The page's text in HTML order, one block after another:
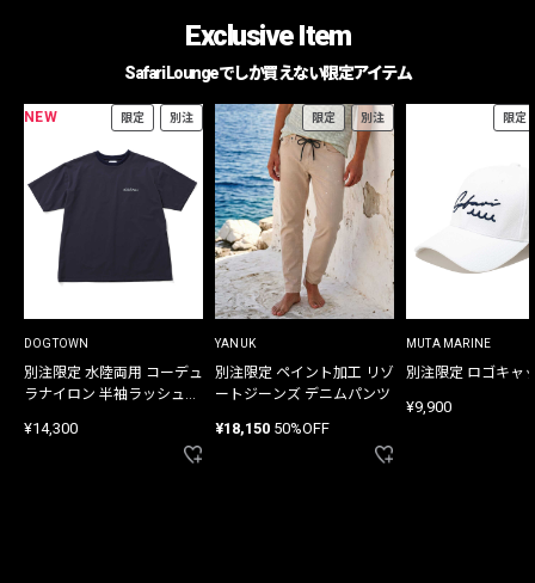
Exclusive Item
Safari Loungeでしか買えない限定アイテム
NEW 限定 別注
DOGTOWN
別注限定 水陸両用 コーデュ
ラナイロン 半袖ラッシュガ
¥14,300
限定 別注
YANUK
別注限定 ペイント加工 リゾ
ートジーンズ デニムパンツ
¥18,150 50%OFF
限定
MUTA MARINE
別注限定 ロゴキャ
¥9,900